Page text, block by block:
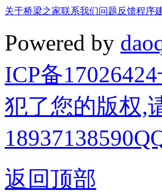
关于桥梁之家联系我们问题反馈程序
Powered by
ICP备
犯了您的版权,
返回顶部